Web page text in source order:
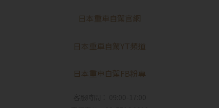
日本重車自駕官網
日本重車自駕YT頻道
日本重車自駕FB粉專